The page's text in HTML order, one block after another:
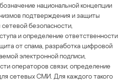
национальной концепции
подтверждения и защиты
безопасности,
и определение ответственности
от спама, разработка цифровой
электронной подписи,
операторов связи; определение
сетевых СМИ. Для каждого такого